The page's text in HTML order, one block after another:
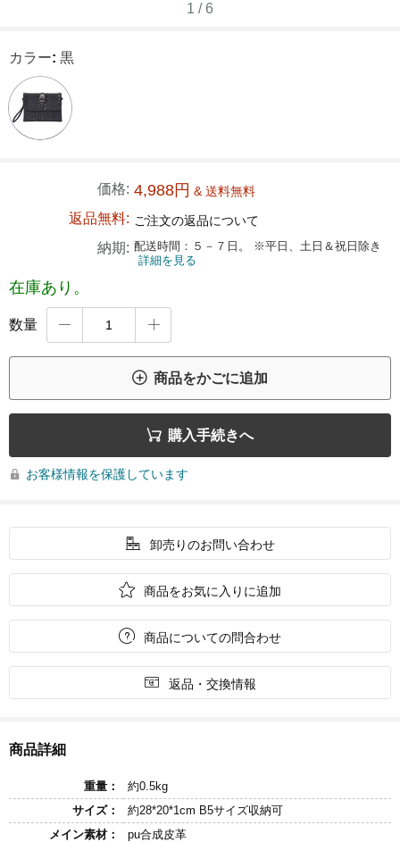
1 /6
カラー: 黒
価格: 4,988円 & 送料無料
返品無料: ご注文の返品について
納期: 配送時間：５－７日。 ※平日、土日＆祝日除き
詳細を見る
在庫あり。
数量  
 商品をかごに追加
 購入手続きへ
 お客様情報を保護しています
 卸売りのお問い合わせ
 商品をお気に入りに追加
 商品についての問合わせ
 返品・交換情報
商品詳細
重量：
約0.5kg
サイズ：
約28*20*1cm B5サイズ収納可
メイン素材：
pu合成皮革